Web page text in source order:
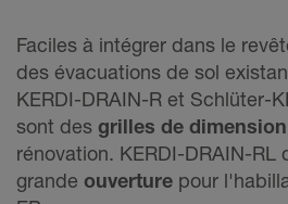
Faciles à intégrer dans le
des évacuations de sol
KERDI-DRAIN-R et Schlüter-
sont des grilles de
rénovation. KERDI-DRAIN-RL
grande ouverture pour